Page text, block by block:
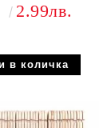
2.99лв.